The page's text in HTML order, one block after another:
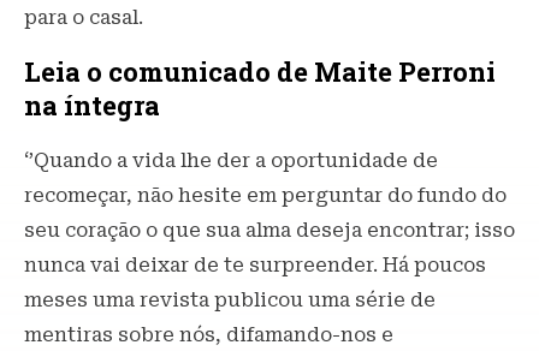
para o casal.
Leia o comunicado de Maite Perroni
na íntegra
‘’Quando a vida lhe der a oportunidade de
recomeçar, não hesite em perguntar do fundo do
seu coração o que sua alma deseja encontrar; isso
nunca vai deixar de te surpreender. Há poucos
meses uma revista publicou uma série de
mentiras sobre nós, difamando-nos e